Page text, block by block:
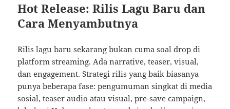
Hot Release: Rilis Lagu Baru dan
Cara Menyambutnya
Rilis lagu baru sekarang bukan cuma soal drop di
platform streaming. Ada narrative, teaser, visual,
dan engagement. Strategi rilis yang baik biasanya
punya beberapa fase: pengumuman singkat di media
sosial, teaser audio atau visual, pre-save campaign,